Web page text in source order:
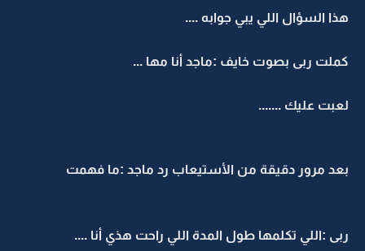
هذا السؤال اللي يبي جوابه ....
كملت ربى بصوت خايف :ماجد أنا مها ...
لعبت عليك .......
بعد مرور دقيقة من الأستيعاب رد ماجد :ما فهمت
ربى :اللي تكلمها طول المدة اللي راحت هذي أنا ....